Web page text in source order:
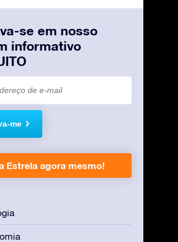
se em nosso
informativo
me
Estrela agora mesmo!